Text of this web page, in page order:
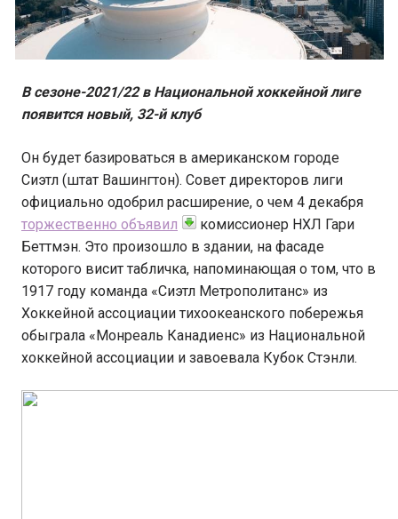
В сезоне-2021/22 в Национальной хоккейной лиге
появится новый, 32-й клуб
Он будет базироваться в американском городе
Сиэтл (штат Вашингтон). Совет директоров лиги
официально одобрил расширение, о чем 4 декабря
торжественно объявил
комиссионер НХЛ Гари
Беттмэн. Это произошло в здании, на фасаде
которого висит табличка, напоминающая о том, что в
1917 году команда «Сиэтл Метрополитанс» из
Хоккейной ассоциации тихоокеанского побережья
обыграла «Монреаль Канадиенс» из Национальной
хоккейной ассоциации и завоевала Кубок Стэнли.